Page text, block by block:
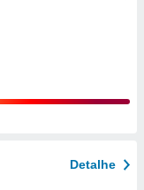
Detalhe